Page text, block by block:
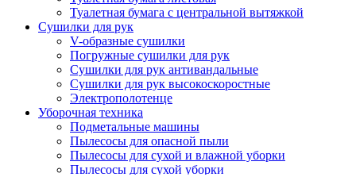
Туалетная бумага с центральной вытяжкой
Сушилки для рук
V-образные сушилки
Погружные сушилки для рук
Сушилки для рук антивандальные
Сушилки для рук высокоскоростные
Электрополотенце
Уборочная техника
Подметальные машины
Пылесосы для опасной пыли
Пылесосы для сухой и влажной уборки
Пылесосы для сухой уборки
Нажмите, чтобы увеличить